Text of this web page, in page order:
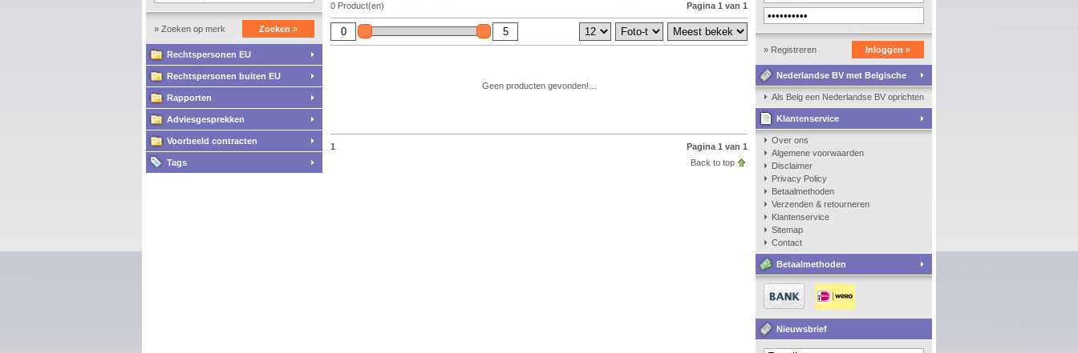
» Zoeken op merk Zoeken »
Rechtspersonen EU
Rechtspersonen buiten EU
Rapporten
Adviesgesprekken
Voorbeeld contracten
Tags
0 Product(en) Pagina 1 van 1
Geen producten gevonden!...
1
Pagina 1 van 1
Back to top
» Registreren Inloggen »
Nederlandse BV met Belgische
zaakvoerder
Als Belg een Nederlandse BV oprichten, kan dat?
Klantenservice
Over ons
Algemene voorwaarden
Disclaimer
Privacy Policy
Betaalmethoden
Verzenden & retourneren
Klantenservice
Sitemap
Contact
Betaalmethoden
Nieuwsbrief